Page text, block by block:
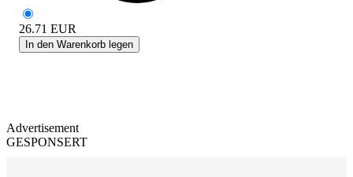
26.71 EUR
In den Warenkorb legen
Advertisement
GESPONSERT